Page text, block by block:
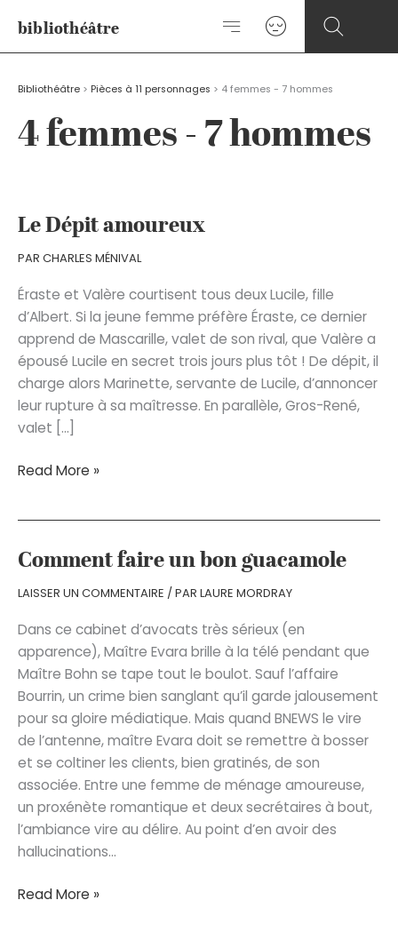
contenu
bibliothéâtre
Bibliothéâtre > Pièces à 11 personnages > 4 femmes - 7 hommes
4 femmes - 7 hommes
Le Dépit amoureux
PAR CHARLES MÉNIVAL
Éraste et Valère courtisent tous deux Lucile, fille
d’Albert. Si la jeune femme préfère Éraste, ce dernier
apprend de Mascarille, valet de son rival, que Valère a
épousé Lucile en secret trois jours plus tôt ! De dépit, il
charge alors Marinette, servante de Lucile, d’annoncer
leur rupture à sa maîtresse. En parallèle, Gros-René,
valet […]
Le
Read More »
Comment faire un bon guacamole
LAISSER UN COMMENTAIRE / PAR LAURE MORDRAY
Dans ce cabinet d’avocats très sérieux (en
apparence), Maître Evara brille à la télé pendant que
Maître Bohn se tape tout le boulot. Sauf l’affaire
Bourrin, un crime bien sanglant qu’il garde jalousement
pour sa gloire médiatique. Mais quand BNEWS le vire
de l’antenne, maître Evara doit se remettre à bosser
et se coltiner les clients, bien gratinés, de son
associée. Entre une femme de ménage amoureuse,
un proxénète romantique et deux secrétaires à bout,
l’ambiance vire au délire. Au point d’en avoir des
hallucinations…
Comment
Read More »